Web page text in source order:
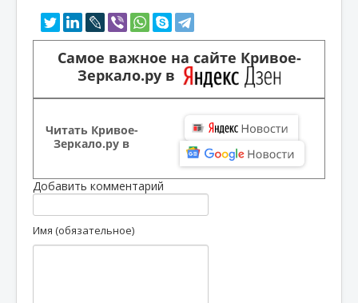
Самое важное на сайте Кривое-
Зеркало.ру в
Читать Кривое-
Зеркало.ру в
Добавить комментарий
Имя (обязательное)